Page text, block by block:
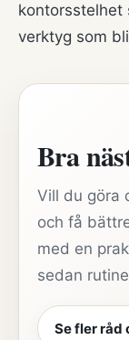
kontorsstelhet
verktyg som
Bra
Vill du göra
och få
med en
sedan
Se fler råd